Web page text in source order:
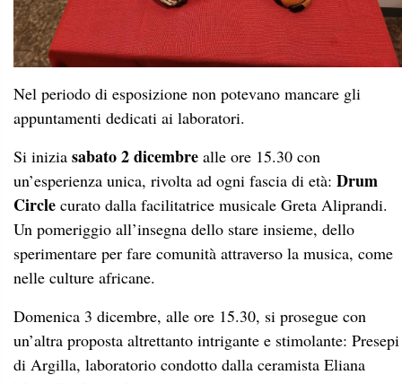
Un pomeriggio all’insegna dello stare insieme, dello
sperimentare per fare comunità attraverso la musica, come
nelle culture africane.
Domenica 3 dicembre, alle ore 15.30, si prosegue con
un’altra proposta altrettanto intrigante e stimolante: Presepi
Maria Da Silva. Ogni partecipante potrà realizzare un
personale presepe in argilla guidato dell’esperienza di
Eliana. Questa attività proposta è consigliata a partire dai
10 anni. Il terzo appuntamento,sabato 16 dicembre
ore 15.30, è dedicato all’arte del Batik, antica tecnica di
colorazione del tessuto tramite cera calda. Il
Nataleè un laboratorio curato dal personale del Museo
africano e consigliato a partire dai 10 anni.
Tutti i laboratori sono su prenotazione entro le 48 ore